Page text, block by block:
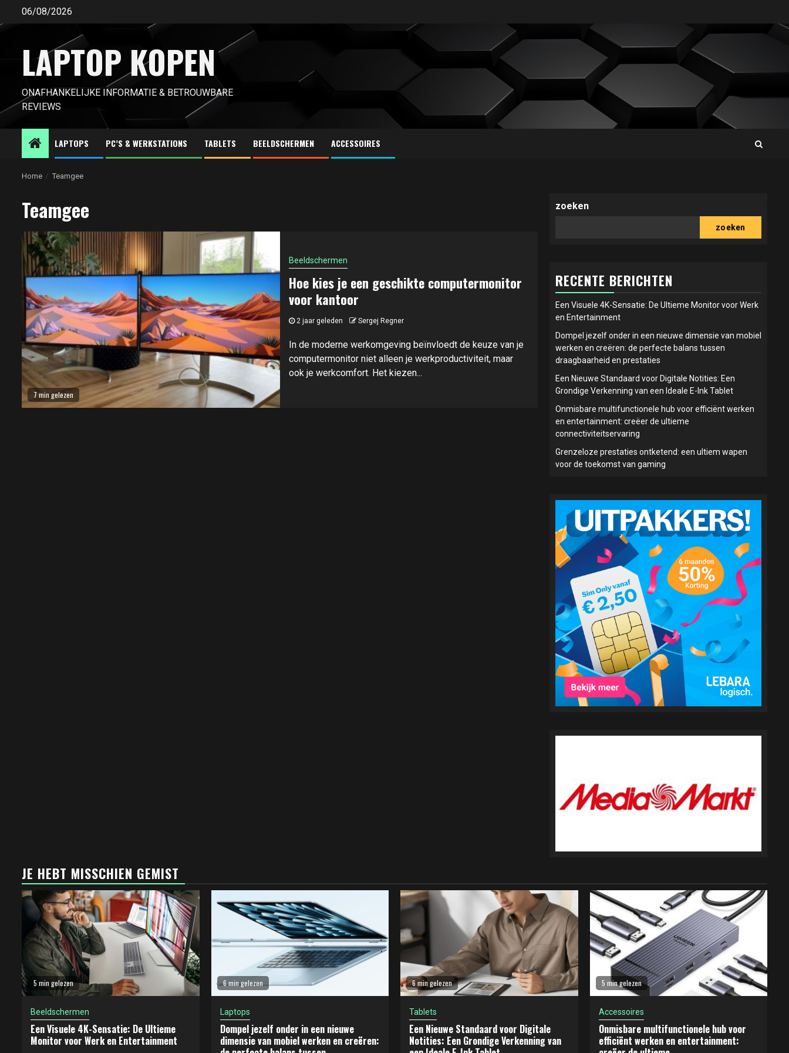
inhoud
06/08/2026
LAPTOP KOPEN
ONAFHANKELIJKE INFORMATIE & BETROUWBARE
REVIEWS
LAPTOPS PC’S & WERKSTATIONS TABLETS BEELDSCHERMEN ACCESSOIRES
Home Teamgee
Teamgee
7 min gelezen
Beeldschermen
Hoe kies je een geschikte computermonitor
voor kantoor
2 jaar geleden Sergej Regner
In de moderne werkomgeving beïnvloedt de keuze van je
computermonitor niet alleen je werkproductiviteit, maar
ook je werkcomfort. Het kiezen...
zoeken
zoeken
RECENTE BERICHTEN
Een Visuele 4K-Sensatie: De Ultieme Monitor voor Werk
en Entertainment
Dompel jezelf onder in een nieuwe dimensie van mobiel
werken en creëren: de perfecte balans tussen
draagbaarheid en prestaties
Een Nieuwe Standaard voor Digitale Notities: Een
Grondige Verkenning van een Ideale E-Ink Tablet
Onmisbare multifunctionele hub voor efficiënt werken
en entertainment: creëer de ultieme
connectiviteitservaring
Grenzeloze prestaties ontketend: een ultiem wapen
voor de toekomst van gaming
JE HEBT MISSCHIEN GEMIST
5 min gelezen
Beeldschermen
Een Visuele 4K-Sensatie: De Ultieme
Monitor voor Werk en Entertainment
6 min gelezen
Laptops
Dompel jezelf onder in een nieuwe
dimensie van mobiel werken en creëren:
6 min gelezen
Tablets
Een Nieuwe Standaard voor Digitale
Notities: Een Grondige Verkenning van
5 min gelezen
Accessoires
Onmisbare multifunctionele hub voor
efficiënt werken en entertainment: